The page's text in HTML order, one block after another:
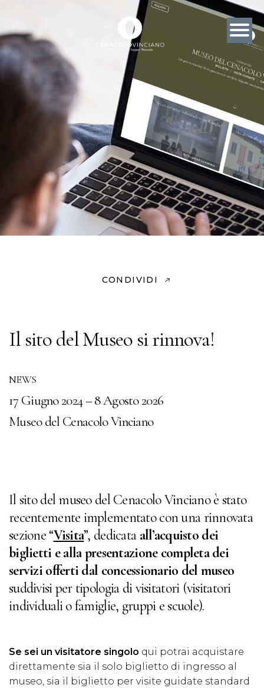
CONDIVIDI
Il sito del Museo si rinnova!
NEWS
17 Giugno 2024 – 8 Agosto 2026
Museo del Cenacolo Vinciano
Il sito del museo del Cenacolo Vinciano è stato
recentemente implementato con una rinnovata
sezione “Visita”, dedicata all’acquisto dei
biglietti e alla presentazione completa dei
servizi offerti dal concessionario del museo
suddivisi per tipologia di visitatori (visitatori
individuali o famiglie, gruppi e scuole).
Se sei un visitatore singolo qui potrai acquistare
direttamente sia il solo biglietto di ingresso al
museo, sia il biglietto per visite guidate standard